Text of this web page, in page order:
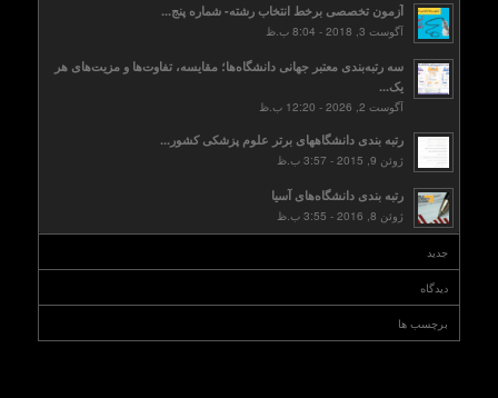
آزمون تخصصی برخط انتخاب رشته- شماره پنج...
آگوست 3, 2018 - 8:04 ب.ظ
سه رتبه‌بندی معتبر جهانی دانشگاه‌ها؛ مقایسه، تفاوت‌ها و مزیت‌های هر
یک...
آگوست 2, 2026 - 12:20 ب.ظ
رتبه بندی دانشگاههای برتر علوم پزشکی کشور...
ژوئن 9, 2015 - 3:57 ب.ظ
رتبه بندی دانشگاه‌های آسیا
ژوئن 8, 2016 - 3:55 ب.ظ
جدید
دیدگاه
برچسب ها